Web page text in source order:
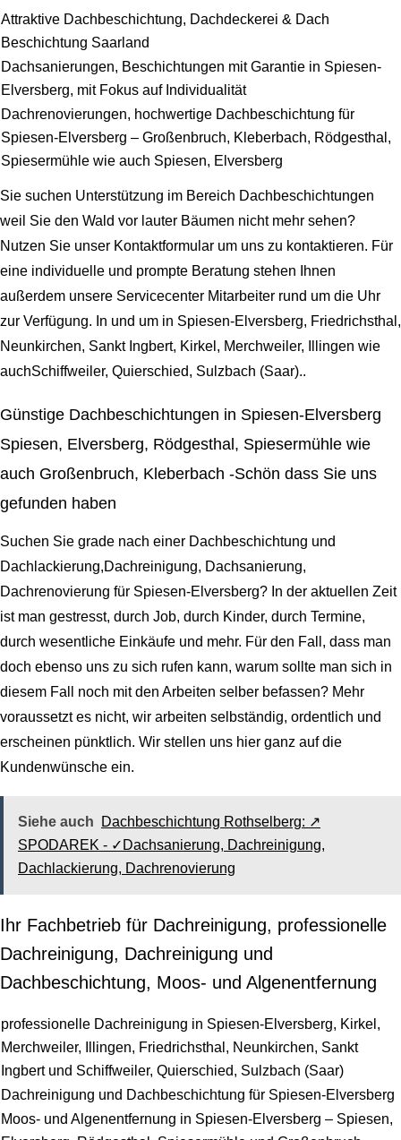
Attraktive Dachbeschichtung, Dachdeckerei & Dach
Beschichtung Saarland
Dachsanierungen, Beschichtungen mit Garantie in Spiesen-
Elversberg, mit Fokus auf Individualität
Dachrenovierungen, hochwertige Dachbeschichtung für
Spiesen-Elversberg – Großenbruch, Kleberbach, Rödgesthal,
Spiesermühle wie auch Spiesen, Elversberg
Sie suchen Unterstützung im Bereich Dachbeschichtungen
weil Sie den Wald vor lauter Bäumen nicht mehr sehen?
Nutzen Sie unser Kontaktformular um uns zu kontaktieren. Für
eine individuelle und prompte Beratung stehen Ihnen
außerdem unsere Servicecenter Mitarbeiter rund um die Uhr
zur Verfügung. In und um in Spiesen-Elversberg, Friedrichsthal,
Neunkirchen, Sankt Ingbert, Kirkel, Merchweiler, Illingen wie
auchSchiffweiler, Quierschied, Sulzbach (Saar)..
Günstige Dachbeschichtungen in Spiesen-Elversberg
Spiesen, Elversberg, Rödgesthal, Spiesermühle wie
auch Großenbruch, Kleberbach -Schön dass Sie uns
gefunden haben
Suchen Sie grade nach einer Dachbeschichtung und
Dachlackierung,Dachreinigung, Dachsanierung,
Dachrenovierung für Spiesen-Elversberg? In der aktuellen Zeit
ist man gestresst, durch Job, durch Kinder, durch Termine,
durch wesentliche Einkäufe und mehr. Für den Fall, dass man
doch ebenso uns zu sich rufen kann, warum sollte man sich in
diesem Fall noch mit den Arbeiten selber befassen? Mehr
voraussetzt es nicht, wir arbeiten selbständig, ordentlich und
erscheinen pünktlich. Wir stellen uns hier ganz auf die
Kundenwünsche ein.
Siehe auch
Dachbeschichtung Rothselberg: ↗️
SPODAREK - ✓Dachsanierung, Dachreinigung,
Dachlackierung, Dachrenovierung
Ihr Fachbetrieb für Dachreinigung, professionelle
Dachreinigung, Dachreinigung und
Dachbeschichtung, Moos- und Algenentfernung
professionelle Dachreinigung in Spiesen-Elversberg, Kirkel,
Merchweiler, Illingen, Friedrichsthal, Neunkirchen, Sankt
Ingbert und Schiffweiler, Quierschied, Sulzbach (Saar)
Dachreinigung und Dachbeschichtung für Spiesen-Elversberg
Moos- und Algenentfernung in Spiesen-Elversberg – Spiesen,